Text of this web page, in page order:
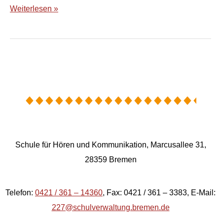
Weiterlesen »
Schule für Hören und Kommunikation, Marcusallee 31,
28359 Bremen
Telefon: 0421 / 361 – 14360, Fax: 0421 / 361 – 3383, E-Mail:
227@schulverwaltung.bremen.de